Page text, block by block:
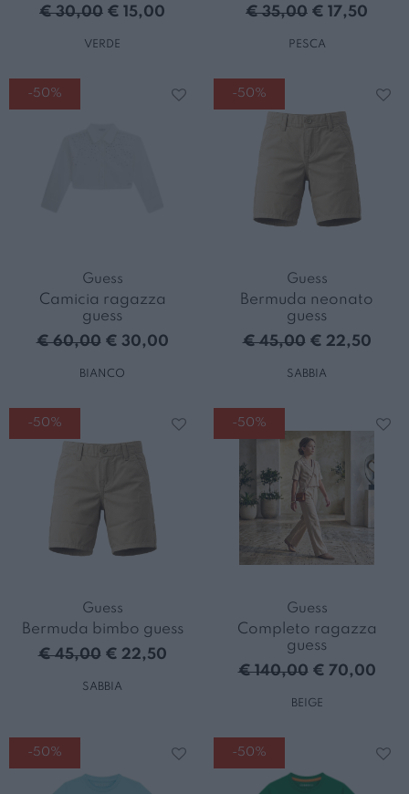
€ 30,00 € 15,00
VERDE
€ 35,00 € 17,50
PESCA
-50%
Guess
Camicia ragazza
guess
€ 60,00 € 30,00
BIANCO
-50%
Guess
Bermuda neonato
guess
€ 45,00 € 22,50
SABBIA
-50%
Guess
Bermuda bimbo guess
€ 45,00 € 22,50
SABBIA
-50%
Guess
Completo ragazza
guess
€ 140,00 € 70,00
BEIGE
-50% -50%